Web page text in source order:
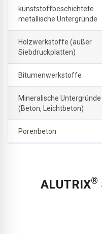
kunststoffbeschichtete
metallische Untergründe
Holzwerkstoffe (außer
Siebdruckplatten)
Bitumenwerkstoffe
Mineralische Untergründe
(Beton, Leichtbeton)
Porenbeton
ALUTRIX®